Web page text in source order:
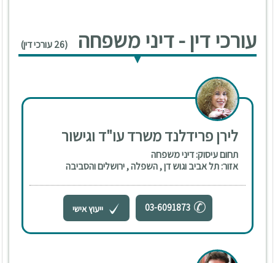
עורכי דין - דיני משפחה (26 עורכי דין)
לירן פרידלנד משרד עו"ד וגישור
תחום עיסוק: דיני משפחה
אזור: תל אביב וגוש דן , השפלה , ירושלים והסביבה
03-6091873 ייעוץ אישי